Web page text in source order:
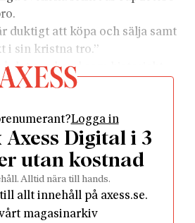
duktigt att köpa och sälja samt
i sin kristna tro.”
det samband som historiskt
väckelserörelsen och
forskning och journalistik.
någon företagsledare med
sig omoraliskt, som
Skandias Lars-Eric
samband lyfts fram i
då enbart för att göra
Logga in
Axess Digital i 3
utan kostnad
Alltid nära till hands.
allt innehåll på axess.se.
magasinarkiv